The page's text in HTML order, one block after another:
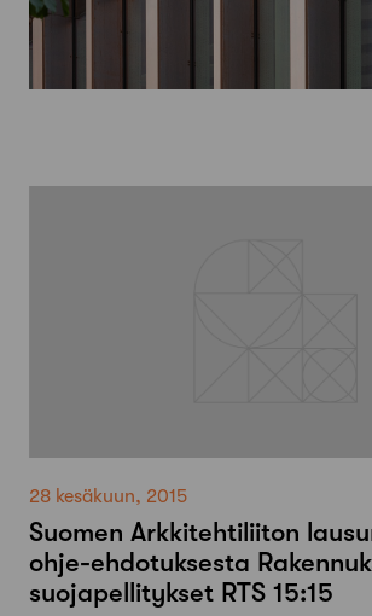
28 kesäkuun, 2015
Suomen Arkkitehtiliiton
ohje-ehdotuksesta
suojapellitykset RTS 15:15